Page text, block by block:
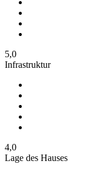
5,0
Infrastruktur
4,0
Lage des Hauses